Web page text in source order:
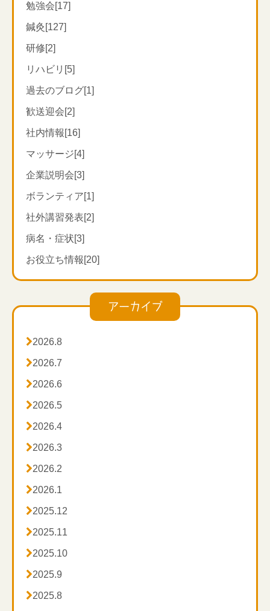
勉強会[17]
鍼灸[127]
研修[2]
リハビリ[5]
過去のブログ[1]
歓送迎会[2]
社内情報[16]
マッサージ[4]
企業説明会[3]
ボランティア[1]
社外講習発表[2]
病名・症状[3]
お役立ち情報[20]
アーカイブ
2026.8
2026.7
2026.6
2026.5
2026.4
2026.3
2026.2
2026.1
2025.12
2025.11
2025.10
2025.9
2025.8